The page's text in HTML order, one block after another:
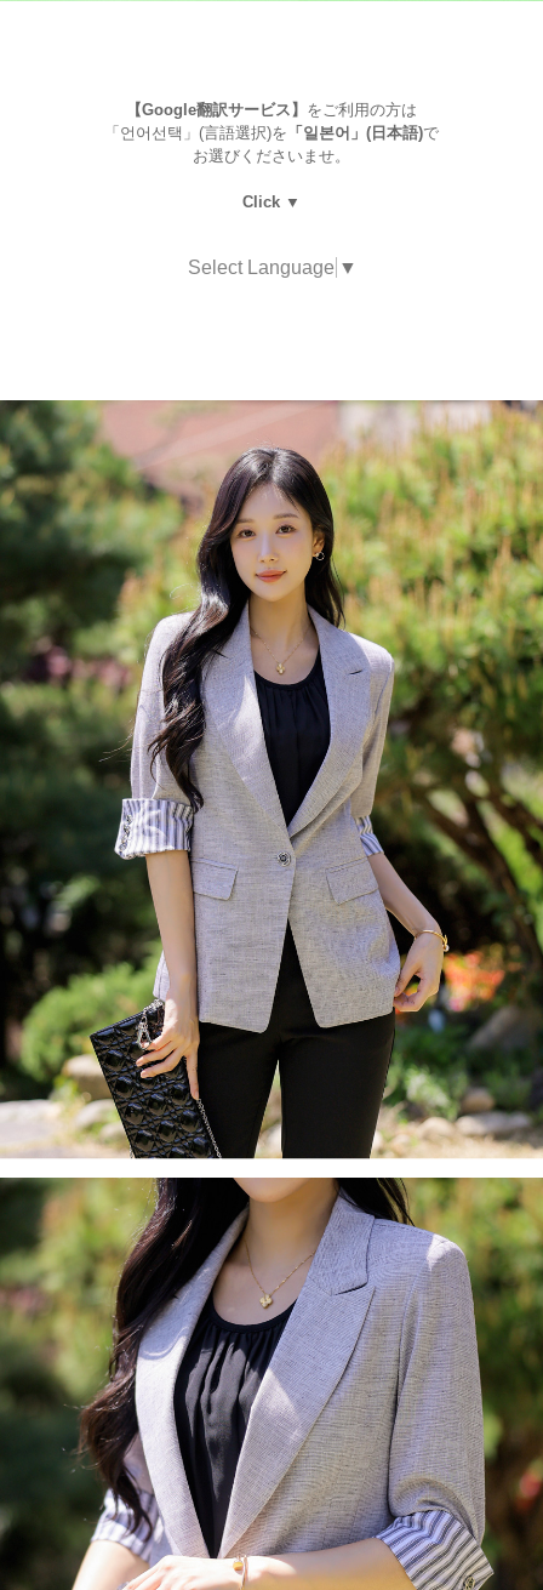
【Google翻訳サービス】 をご利用の方は
「언어선택」(言語選択)を 「일본어」(日本語)で
お選びくださいませ。
Click ▼
Select Language ▼